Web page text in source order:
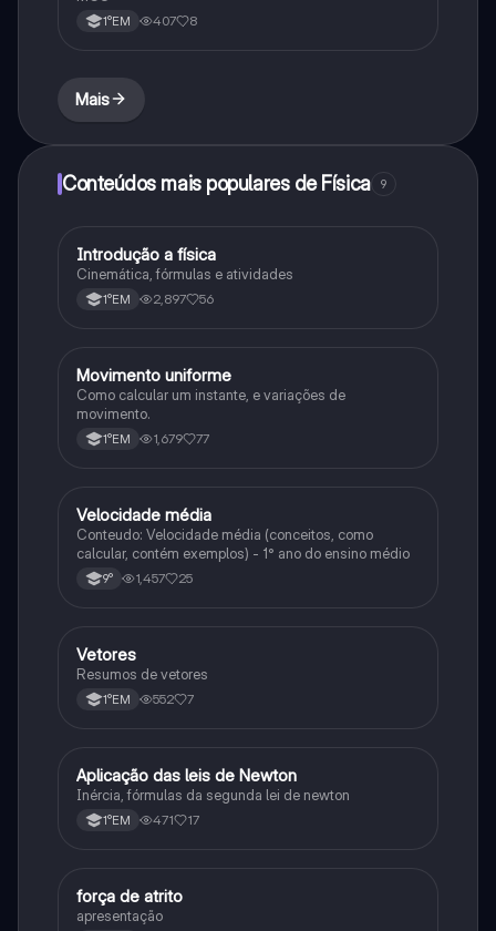
1°EM 407 8
Mais
Conteúdos mais populares de Física 9
Física
Introdução a física
Cinemática, fórmulas e atividades
1°EM 2,897 56
Física
Movimento uniforme
Como calcular um instante, e variações de
movimento.
1°EM 1,679 77
Física
Velocidade média
Conteudo: Velocidade média (conceitos, como
calcular, contém exemplos) - 1° ano do ensino médio
9° 1,457 25
Física
Vetores
Resumos de vetores
1°EM 552 7
Física
Aplicação das leis de Newton
Inércia, fórmulas da segunda lei de newton
1°EM 471 17
Física
força de atrito
apresentação